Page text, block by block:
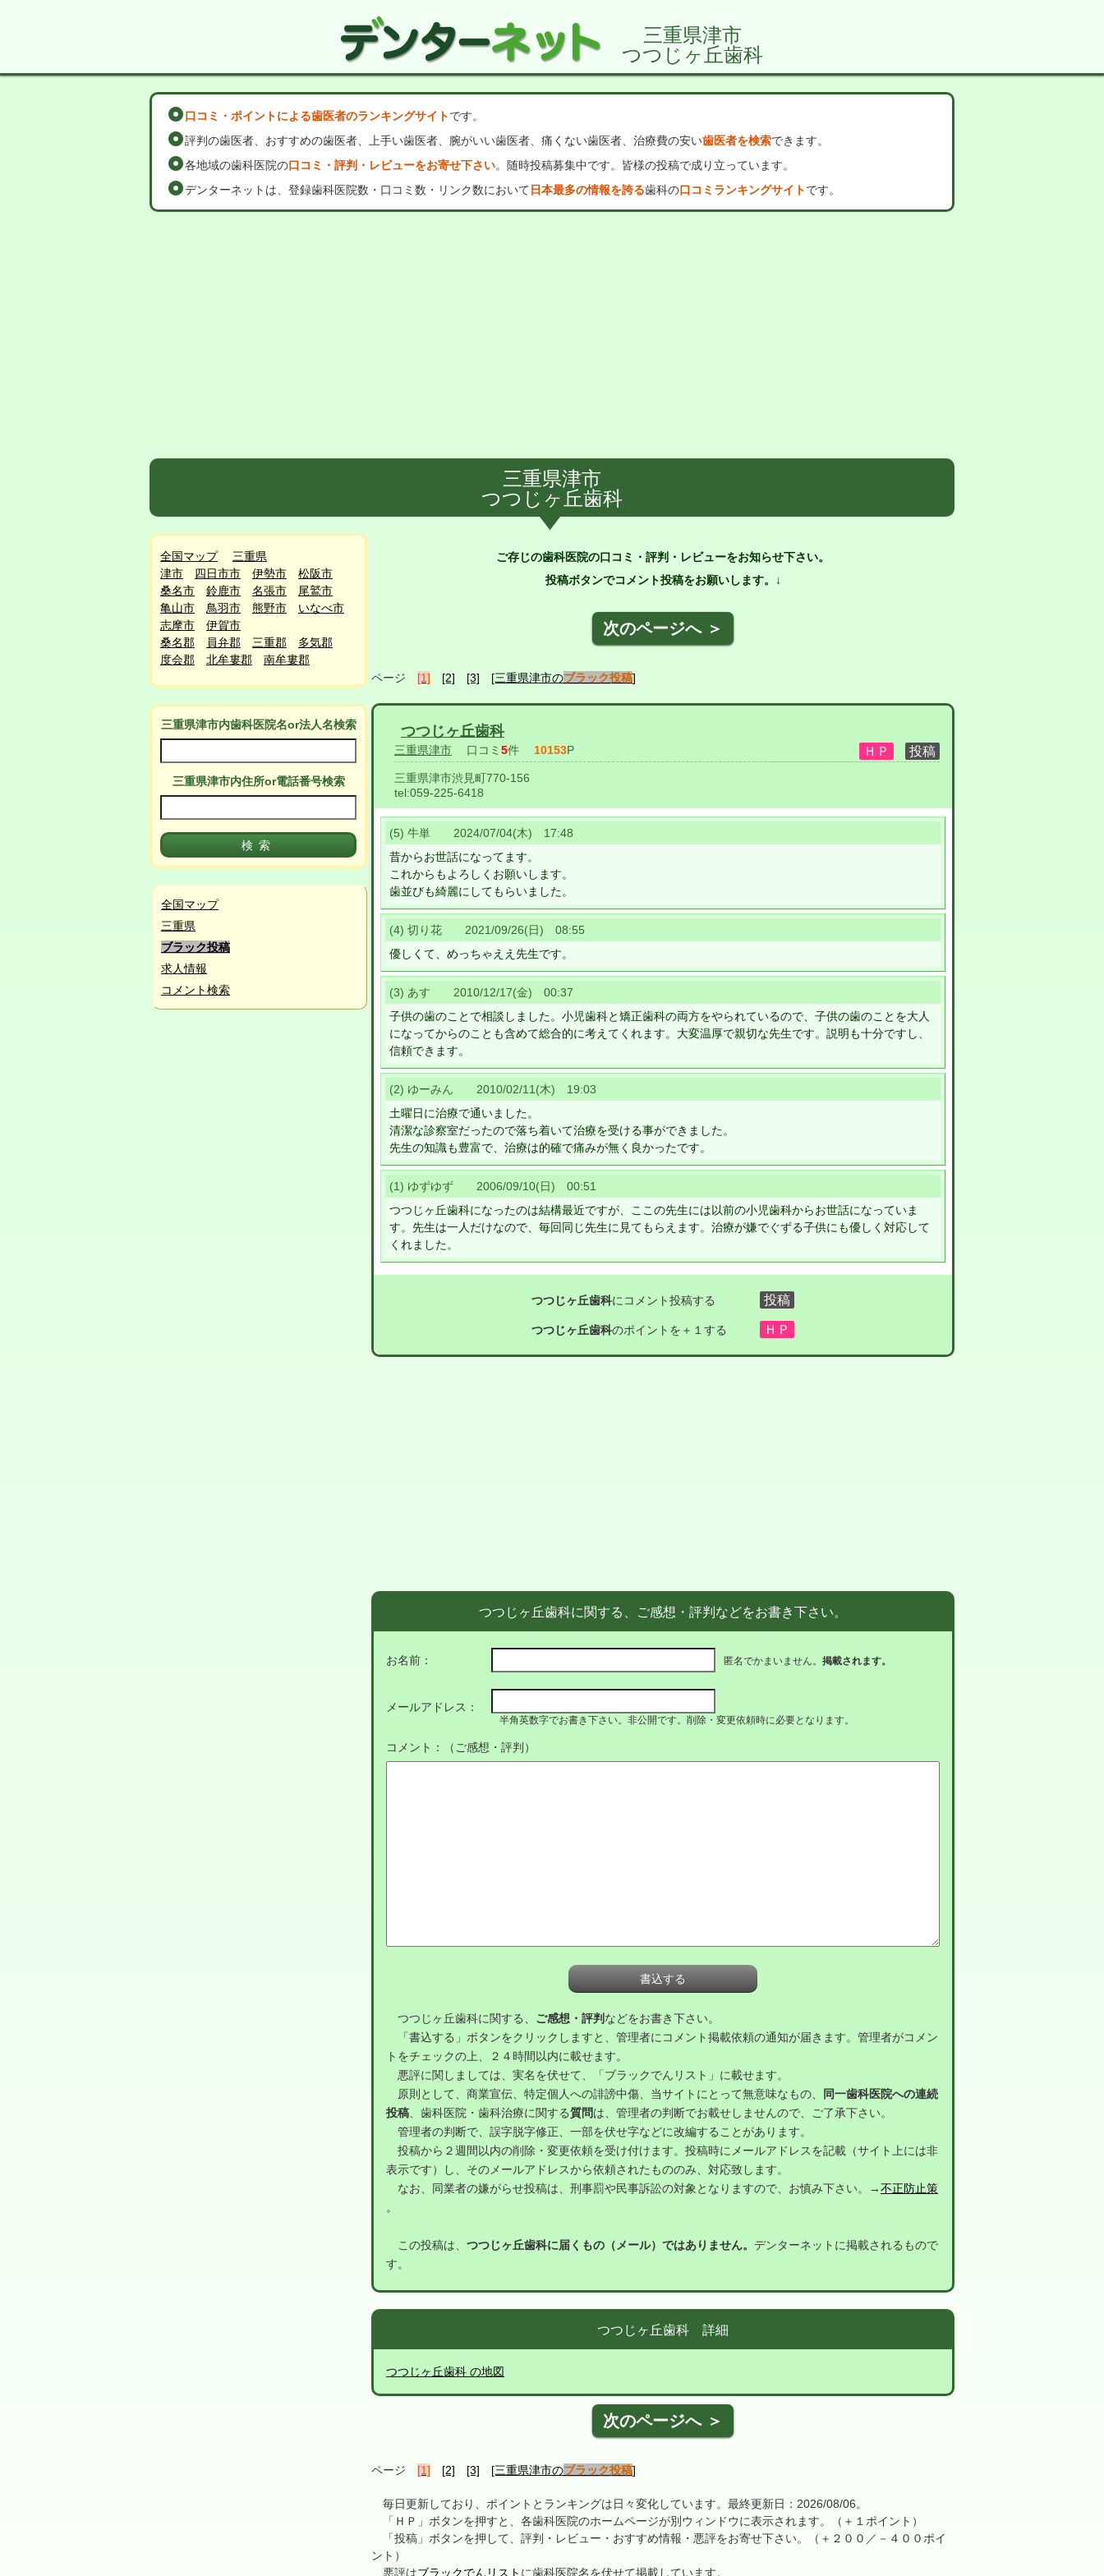
三重県津市
つつじヶ丘歯科
口コミ・ポイントによる歯医者のランキングサイトです。
評判の歯医者、おすすめの歯医者、上手い歯医者、腕がいい歯医者、痛くない歯医者、治療費の安い歯医者を検索できます。
各地域の歯科医院の口コミ・評判・レビューをお寄せ下さい。随時投稿募集中です。皆様の投稿で成り立っています。
デンターネットは、登録歯科医院数・口コミ数・リンク数において 日本最多の情報を誇る歯科の口コミランキングサイトです。
三重県津市
つつじヶ丘歯科
全国マップ
三重県
津市
四日市市 伊勢市
松阪市
桑名市
鈴鹿市 名張市
尾鷲市
亀山市
鳥羽市 熊野市
いなべ市
志摩市
伊賀市
桑名郡
員弁郡 三重郡
多気郡
度会郡
北牟婁郡 南牟婁郡
三重県津市内歯科医院名or法人名検索
三重県津市内住所or電話番号検索
全国マップ
三重県
ブラック投稿
求人情報
コメント検索
ご存じの歯科医院の口コミ・評判・レビューをお知らせ下さい。
投稿ボタンでコメント投稿をお願いします。↓
次のページへ ＞
ページ [1] [2] [3] [三重県津市のブラック投稿]
つつじヶ丘歯科
三重県津市 口コミ 5件 10153P
三重県津市渋見町770-156
tel:059-225-6418
(5) 牛単 2024/07/04(木) 17:48
昔からお世話になってます。
これからもよろしくお願いします。
歯並びも綺麗にしてもらいました。
(4) 切り花 2021/09/26(日) 08:55
優しくて、めっちゃええ先生です。
(3) あす 2010/12/17(金) 00:37
子供の歯のことで相談しました。小児歯科と矯正歯科の両方をやられているので、子供の歯のことを大人
になってからのことも含めて総合的に考えてくれます。大変温厚で親切な先生です。説明も十分ですし、
信頼できます。
(2) ゆーみん 2010/02/11(木) 19:03
土曜日に治療で通いました。
清潔な診察室だったので落ち着いて治療を受ける事ができました。
先生の知識も豊富で、治療は的確で痛みが無く良かったです。
(1) ゆずゆず 2006/09/10(日) 00:51
つつじヶ丘歯科になったのは結構最近ですが、ここの先生には以前の小児歯科からお世話になっていま
す。先生は一人だけなので、毎回同じ先生に見てもらえます。治療が嫌でぐずる子供にも優しく対応して
くれました。
つつじヶ丘歯科にコメント投稿する
つつじヶ丘歯科のポイントを＋１する
つつじヶ丘歯科に関する、ご感想・評判などをお書き下さい。
お名前： 匿名でかまいません。 掲載されます。
メールアドレス：
半角英数字でお書き下さい。非公開です。削除・変更依頼時に必要となります。
コメント：（ご感想・評判）
つつじヶ丘歯科に関する、 ご感想・評判 などをお書き下さい。
「書込する」ボタンをクリックしますと、管理者にコメント掲載依頼の通知が届きます。管理者がコメン
トをチェックの上、２４時間以内に載せます。
悪評に関しましては、実名を伏せて、「ブラックでんリスト」に載せます。
原則として、商業宣伝、特定個人への誹謗中傷、当サイトにとって無意味なもの、
同一歯科医院への連続
投稿 、歯科医院・歯科治療に関する質問は、管理者の判断でお載せしませんので、ご了承下さい。
管理者の判断で、誤字脱字修正、一部を伏せ字などに改編することがあります。
投稿から２週間以内の削除・変更依頼を受け付けます。投稿時にメールアドレスを記載（サイト上には非
表示です）し、そのメールアドレスから依頼されたもののみ、対応致します。
なお、同業者の嫌がらせ投稿は、刑事罰や民事訴訟の対象となりますので、お慎み下さい。→不正防止策
。
この投稿は、 つつじヶ丘歯科に届くもの（メール）ではありません。 デンターネットに掲載されるもので
す。
つつじヶ丘歯科 詳細
つつじヶ丘歯科 の地図
次のページへ ＞
ページ [1] [2] [3] [三重県津市のブラック投稿]
毎日更新しており、ポイントとランキングは日々変化しています。最終更新日：2026/08/06。
「ＨＰ」ボタンを押すと、各歯科医院のホームページが別ウィンドウに表示されます。（＋１ポイント）
「投稿」ボタンを押して、評判・レビュー・おすすめ情報・悪評をお寄せ下さい。（＋２００／－４００ポイ
ント）
悪評はブラックでんリスト に歯科医院名を伏せて掲載しています。